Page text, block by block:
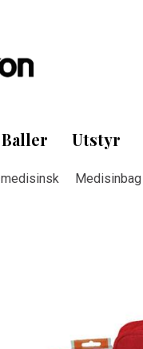
Baller Utstyr
Medisinbag